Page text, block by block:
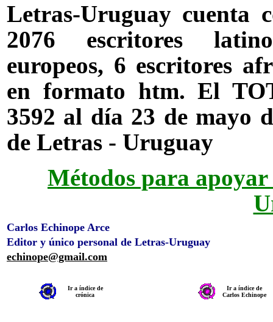
Letras-Uruguay cuenta
2076 escritores
europeos, 6 escritores
en formato htm. El
3592 al día 23 de mayo
de Letras - Uruguay
Métodos para
Carlos Echinope Arce
Editor y único personal de Letras-Uruguay
echinope@gmail.com
Ir a índice de
crónica
Ir a índice de
Carlos Echinope